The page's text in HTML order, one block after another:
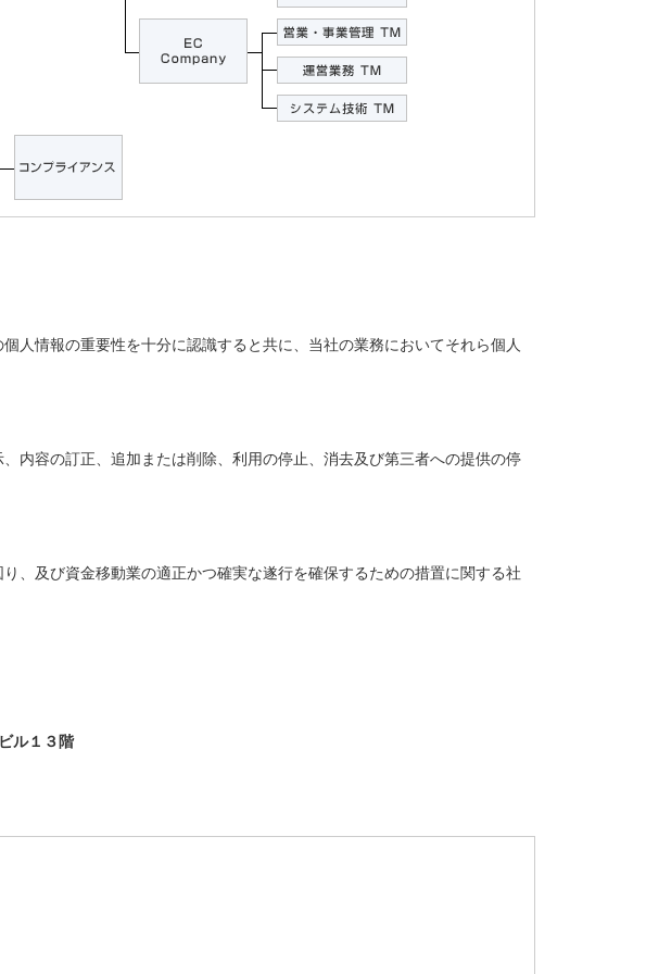
人情報の重要性を十分に認識すると共に、当社の業務においてそれら個人
内容の訂正、追加または削除、利用の停止、消去及び第三者への提供の停
、及び資金移動業の適正かつ確実な遂行を確保するための措置に関する社
ル１３階